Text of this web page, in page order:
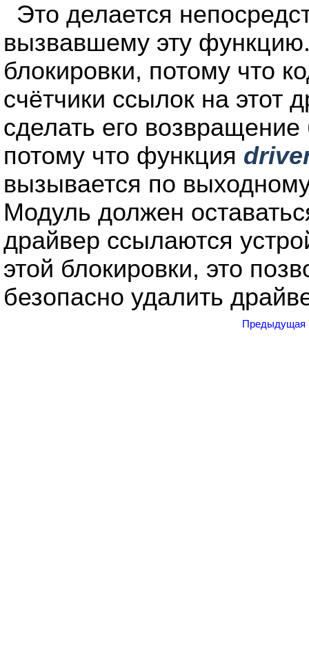
Это делается
вызвавшему эту
блокировки, потому что
счётчики ссылок на этот
сделать его
потому что функция
вызывается по
Модуль должен
драйвер ссылаются
этой блокировки, это
безопасно удалить
Предыдущая